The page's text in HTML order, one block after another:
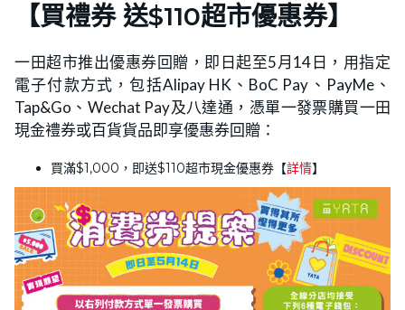
【買禮券 送$110超市優惠券】
一田超市推出優惠券回贈，即日起至5月14日，用指定
電子付款方式，包括Alipay HK、BoC Pay、PayMe、
Tap&Go、Wechat Pay及八達通，憑單一發票購買一田
現金禮券或百貨貨品即享優惠券回贈：
買滿$1,000，即送$110超市現金優惠券【詳情】